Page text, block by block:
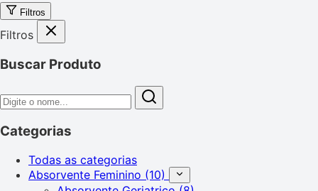
Filtros
Filtros
Buscar Produto
Categorias
Todas as categorias
Absorvente Feminino (10)